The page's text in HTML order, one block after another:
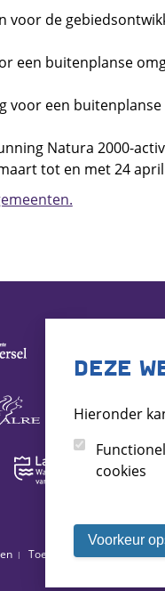
voor de
een buitenplanse
een
Natura 2000-
tot en met 24
Toegankelijkheid Archief
DEZE
Hieronder
cookies
Voorkeur